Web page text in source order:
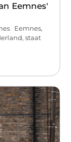
Eemnes'
Eemnes,
staat